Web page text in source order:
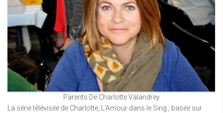
Parents De Charlotte Valandrey
La série télévisée de Charlotte, L’Amour dans le Sing , basée sur